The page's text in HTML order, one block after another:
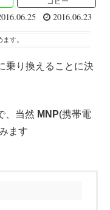
2016.06.23
す。
乗り換えることに決
、当然 MNP(携帯電
ます